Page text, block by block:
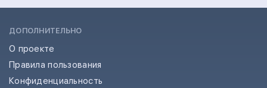
ДОПОЛНИТЕЛЬНО
О проекте
Правила пользования
Конфиденциальность